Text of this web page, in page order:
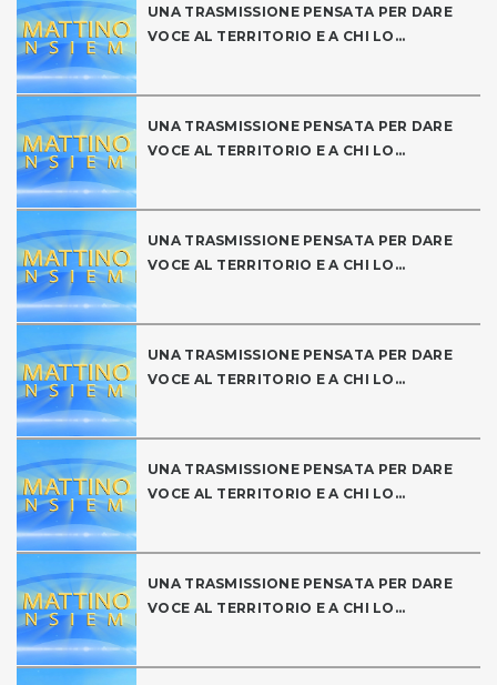
UNA TRASMISSIONE PENSATA PER DARE
VOCE AL TERRITORIO E A CHI LO...
UNA TRASMISSIONE PENSATA PER DARE
VOCE AL TERRITORIO E A CHI LO...
UNA TRASMISSIONE PENSATA PER DARE
VOCE AL TERRITORIO E A CHI LO...
UNA TRASMISSIONE PENSATA PER DARE
VOCE AL TERRITORIO E A CHI LO...
UNA TRASMISSIONE PENSATA PER DARE
VOCE AL TERRITORIO E A CHI LO...
UNA TRASMISSIONE PENSATA PER DARE
VOCE AL TERRITORIO E A CHI LO...